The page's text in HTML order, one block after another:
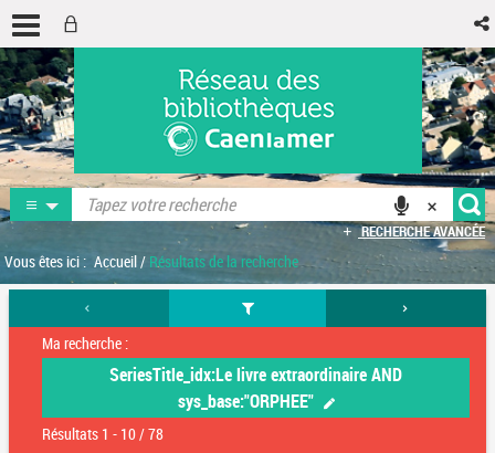
RECHERCHE AVANCÉE
Vous êtes ici : Accueil/ Résultats de la recherche
Ma recherche :
SeriesTitle_idx:Le livre extraordinaire AND
sys_base:"ORPHEE"
Résultats 1 - 10/ 78